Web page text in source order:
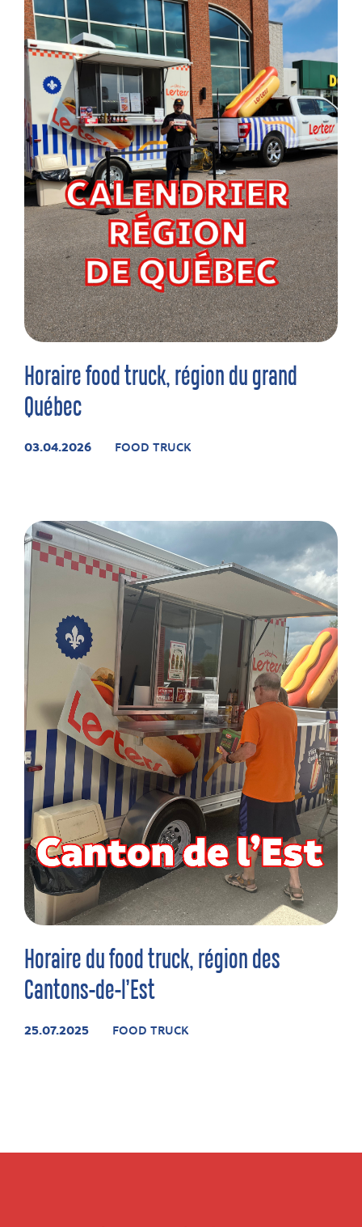
Horaire food truck, région du grand
Québec
03.04.2026 FOOD TRUCK
Horaire du food truck, région des
Cantons-de-l’Est
25.07.2025 FOOD TRUCK